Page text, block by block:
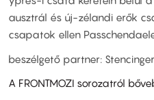
ausztrál és új-zélandi erők
csapatok ellen
beszélgető partner:
A FRONTMOZI sorozatról